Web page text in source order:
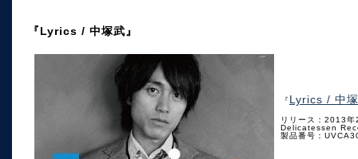
『Lyrics / 中塚武』
『 Lyrics / 中
リリース：2013年
Delicatessen
製品番号：